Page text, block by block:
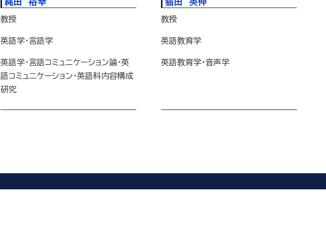
教授
英語学・言語学
英語学・言語コミュニケーション論・英
語コミュニケーション・英語科内容構成
研究
教授
英語教育学
英語教育学・音声学